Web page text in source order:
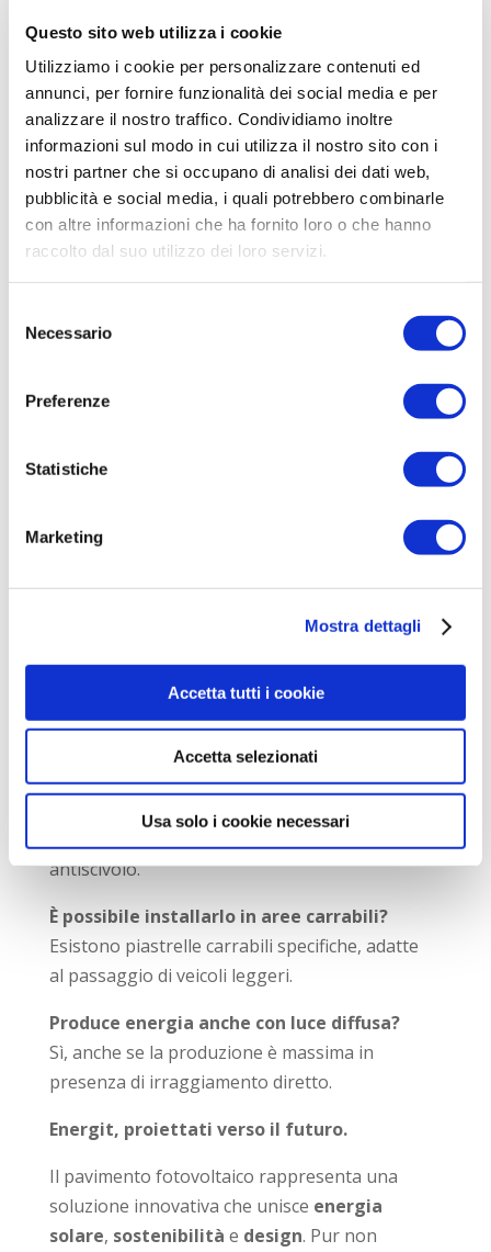
Questo sito web utilizza i cookie
Utilizziamo i cookie per personalizzare contenuti ed
annunci, per fornire funzionalità dei social media e per
analizzare il nostro traffico. Condividiamo inoltre
informazioni sul modo in cui utilizza il nostro sito con i
nostri partner che si occupano di analisi dei dati web,
pubblicità e social media, i quali potrebbero combinarle
con altre informazioni che ha fornito loro o che hanno
raccolto dal suo utilizzo dei loro servizi.
delNecessario
Preferenze
Statistiche
Marketing
Mostra dettagli
Accetta tutti i cookie
Accetta selezionati
Usa solo i cookie necessari
energetica. La possibilità di accedere a
agevolazioni rende questa tecnologia più
interessante dal punto di vista economico,
soprattutto in abbinamento ad altri
interventi di efficientamento.
È sempre consigliabile verificare le normative
vigenti e le opportunità disponibili al
momento dell’investimento.
fotovoltaico
produzione di energia rinnovabile
elevata resistenza e sicurezza
rendimento inferiore rispetto a impianti
tradizionali
necessità di progettazione accurata
Domande frequenti
Il pavimento fotovoltaico è calpestabile?
Sì, è progettato per essere calpestabile e
antiscivolo.
È possibile installarlo in aree carrabili?
Esistono piastrelle carrabili specifiche, adatte
al passaggio di veicoli leggeri.
Produce energia anche con luce diffusa?
Sì, anche se la produzione è massima in
presenza di irraggiamento diretto.
Energit, proiettati verso il futuro.
Il pavimento fotovoltaico rappresenta una
soluzione innovativa che unisce energia
solare, sostenibilità e design. Pur non